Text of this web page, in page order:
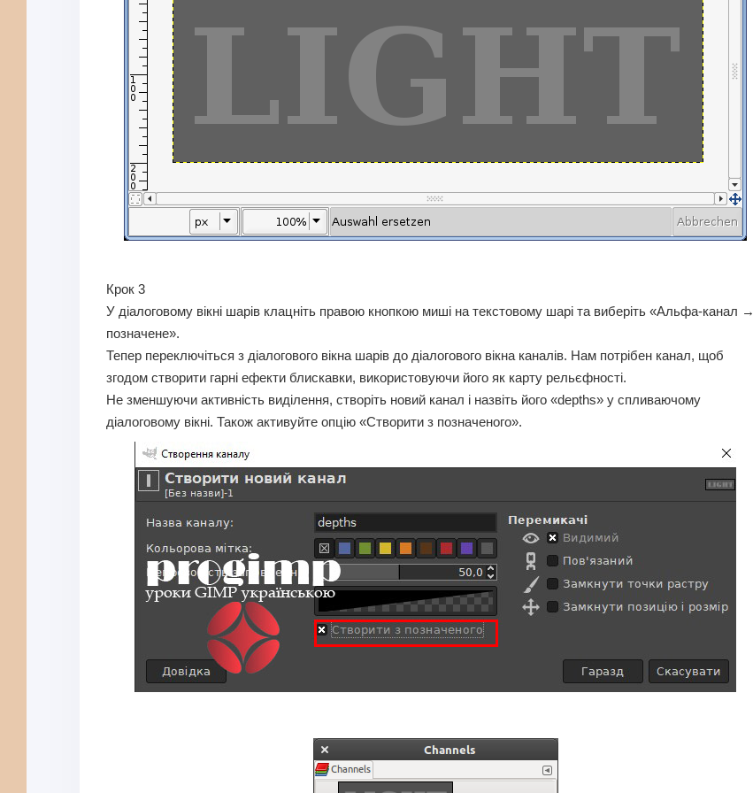
Крок 3
У діалоговому вікні шарів клацніть правою кнопкою миші на текстовому шарі та виберіть «Альфа-канал →
позначене».
Тепер переключіться з діалогового вікна шарів до діалогового вікна каналів. Нам потрібен канал, щоб
згодом створити гарні ефекти блискавки, використовуючи його як карту рельєфності.
Не зменшуючи активність виділення, створіть новий канал і назвіть його «depths» у спливаючому
діалоговому вікні. Також активуйте опцію «Створити з позначеного».